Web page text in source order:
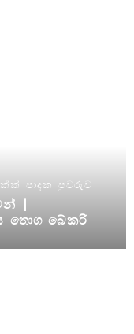
පාදක පුවරුව
|
තොග බේකරි
| මා අසල